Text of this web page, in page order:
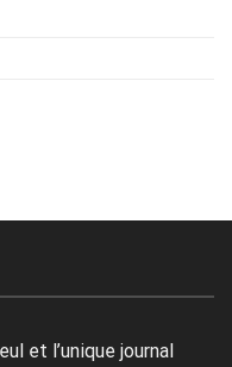
et l’unique journal